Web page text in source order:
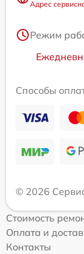
Адрес
Режим
Способы
© 2026
Стоимость
Оплата и
Контакты